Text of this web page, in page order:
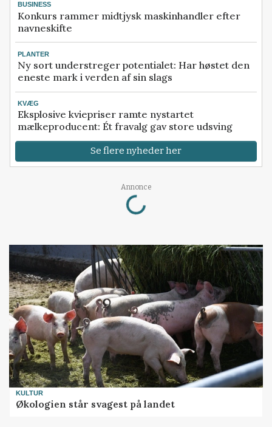
BUSINESS
Konkurs rammer midtjysk maskinhandler efter
navneskifte
PLANTER
Ny sort understreger potentialet: Har høstet den
eneste mark i verden af sin slags
KVÆG
Eksplosive kviepriser ramte nystartet
mælkeproducent: Ét fravalg gav store udsving
Se flere nyheder her
Annonce
Loading...
KULTUR
Økologien står svagest på landet